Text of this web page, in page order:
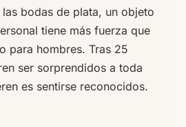
las bodas de plata, un objeto
tiene más fuerza que
para hombres. Tras 25
ser sorprendidos a toda
es sentirse reconocidos.